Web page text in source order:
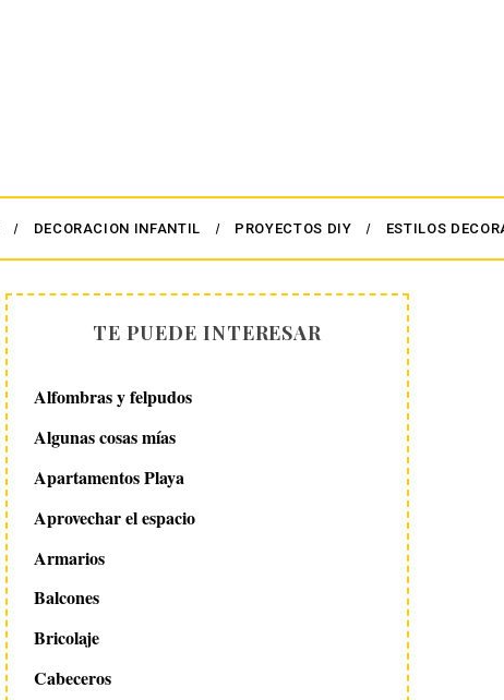
DECORACION INFANTIL PROYECTOS DIY ESTILOS
TE PUEDE INTERESAR
Alfombras y felpudos
Algunas cosas mías
Apartamentos Playa
Aprovechar el espacio
Armarios
Balcones
Bricolaje
Cabeceros